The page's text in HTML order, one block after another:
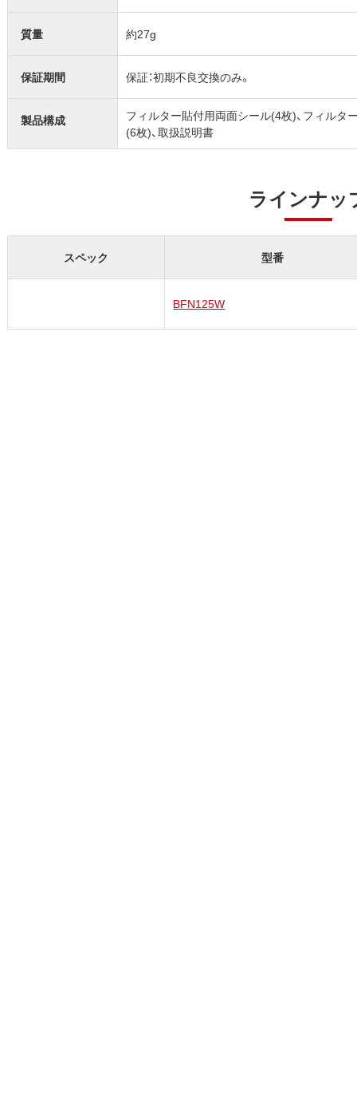
質量 約27g
保証期間 保証：初期不良交換のみ。
製品構成
フィルター貼付用両面シール(4枚)、フィルタ
(6枚)、取扱説明書
ラインナッ
スペック 型番
BFN125W